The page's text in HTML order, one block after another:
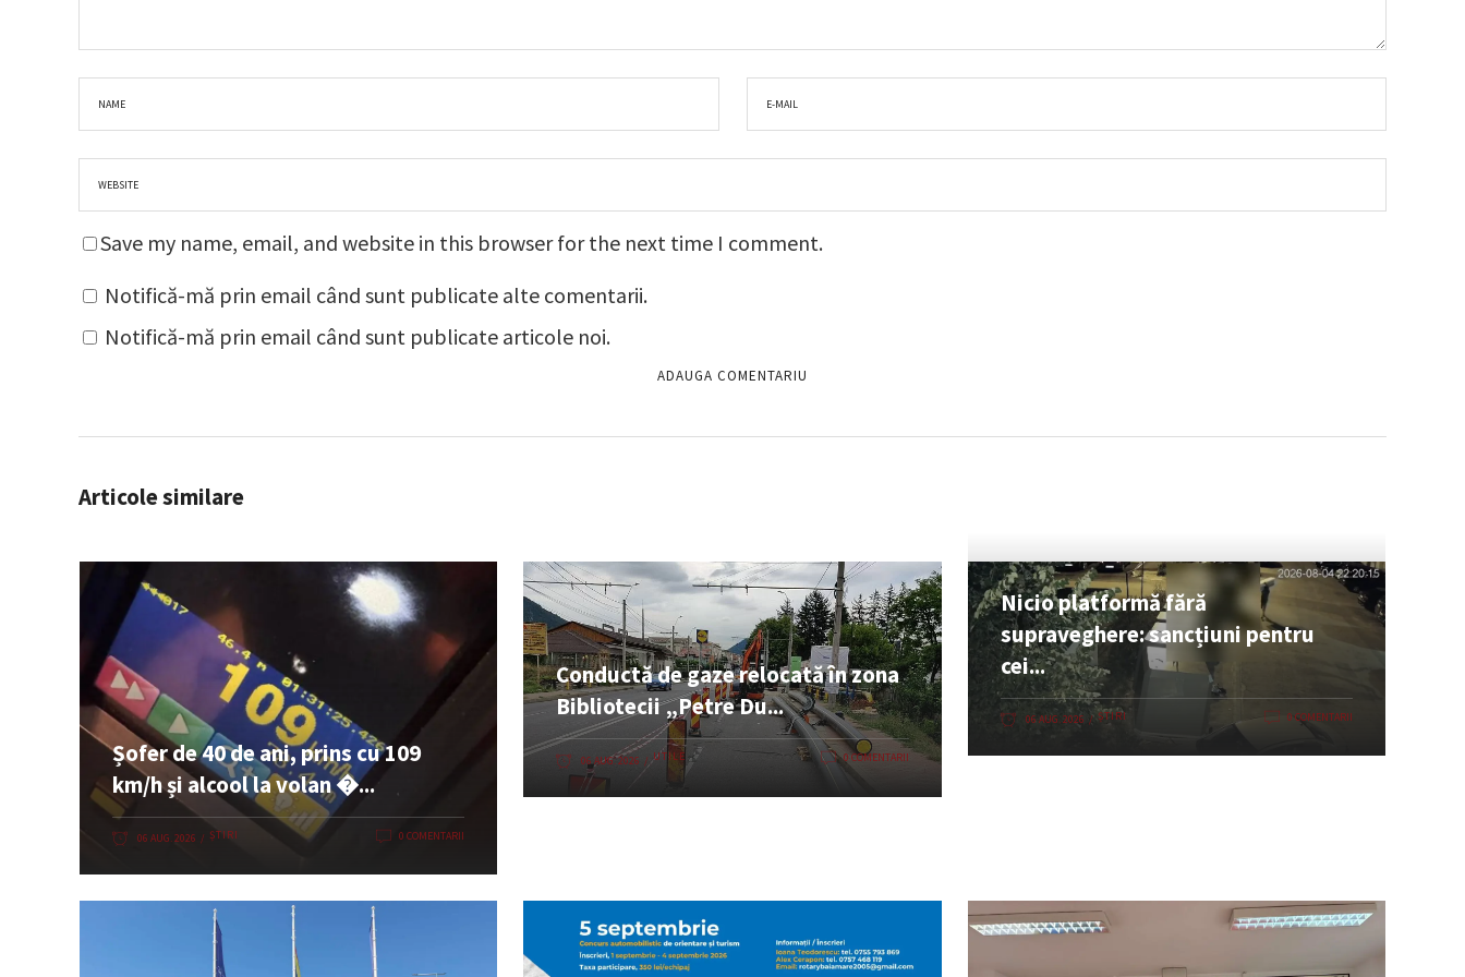
Save my name, email, and website in this browser for the next time I comment.
Notifică-mă prin email când sunt publicate alte comentarii.
Notifică-mă prin email când sunt publicate articole noi.
Articole similare
Șofer de 40 de ani, prins cu 109
km/h și alcool la volan �...
06 AUG. 2026 ȘTIRI 0 COMENTARII
Conductă de gaze relocată în zona
Bibliotecii „Petre Du...
06 AUG. 2026 UTILE 0 COMENTARII
Nicio platformă fără
supraveghere: sancțiuni pentru
cei...
06 AUG. 2026 ȘTIRI 0 COMENTARII